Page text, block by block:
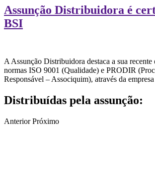
Assunção Distribuidora é
BSI
A Assunção Distribuidora destaca a sua recente
normas ISO 9001 (Qualidade) e PRODIR
Responsável – Associquim), através da
Distribuídas pela assunção:
Anterior Próximo